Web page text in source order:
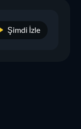
Şimdi İzle